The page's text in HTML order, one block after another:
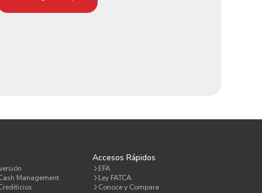
Management
Accesos Rápidos
EFA
Ley FATCA
Conoce y Compara